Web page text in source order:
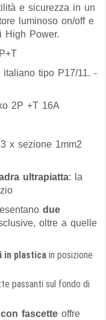
e sicurezza in un
luminoso on/off e
High Power.
tipo P17/11. -
2P +T 16A
x sezione 1mm2
ultrapiatta: la
due
oltre a quelle
plastica in posizione
passanti sul fondo di
fascette offre